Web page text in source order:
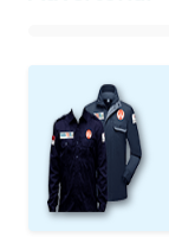
WAHANA
SELEB
WAHANA